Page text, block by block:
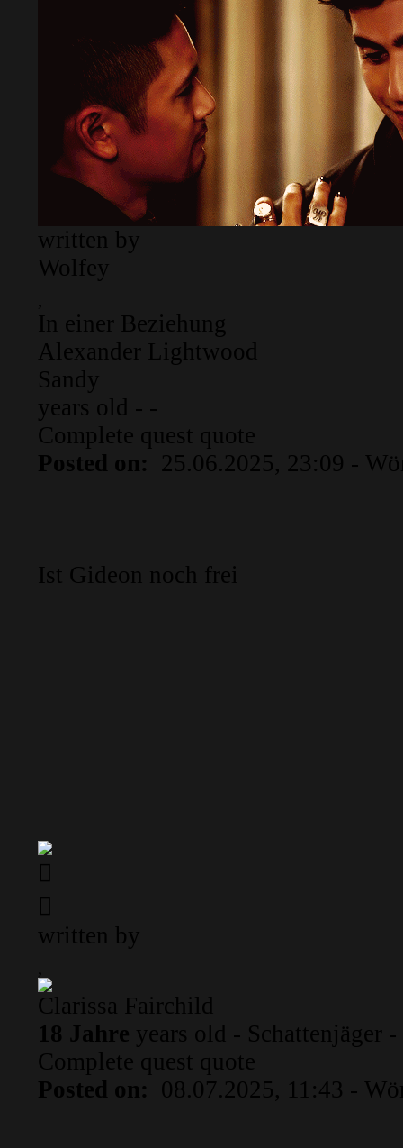
written by
Wolfey
In einer Beziehung
Alexander Lightwood
Sandy
years old - -
Complete quest quote
Posted on: 25.06.2025, 23:09 -
Ist Gideon noch frei
written by
Clarissa Fairchild
18 Jahre years old - Schattenjäger
Complete quest quote
Posted on: 08.07.2025, 11:43 -